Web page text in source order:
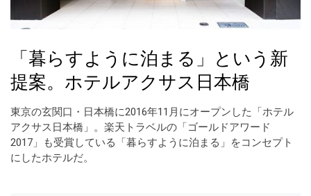
「暮らすように泊まる」という新
提案。ホテルアクサス日本橋
東京の玄関口・日本橋に2016年11月にオープンした「ホテル
アクサス日本橋」。楽天トラベルの「ゴールドアワード
2017」も受賞している「暮らすように泊まる」をコンセプト
にしたホテルだ。